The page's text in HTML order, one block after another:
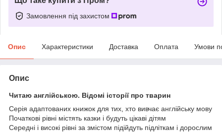
Замовлення під захистом
Опис Характеристики Доставка Оплата Умови
Опис
Читаю англійською. Відомі історії про тварин
Серія адаптованих книжок для тих, хто вивчає англійську мову
Початкові рівні містять казки і будуть цікаві дітям
Середні і високі рівні за змістом підійдуть підліткам і дорослим